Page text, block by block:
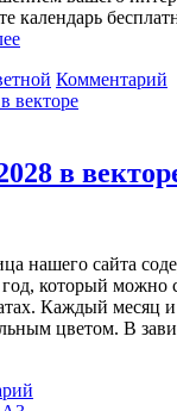
календарь
Комментарий
в
нашего сайта
который можно
Каждый месяц
цветом. В